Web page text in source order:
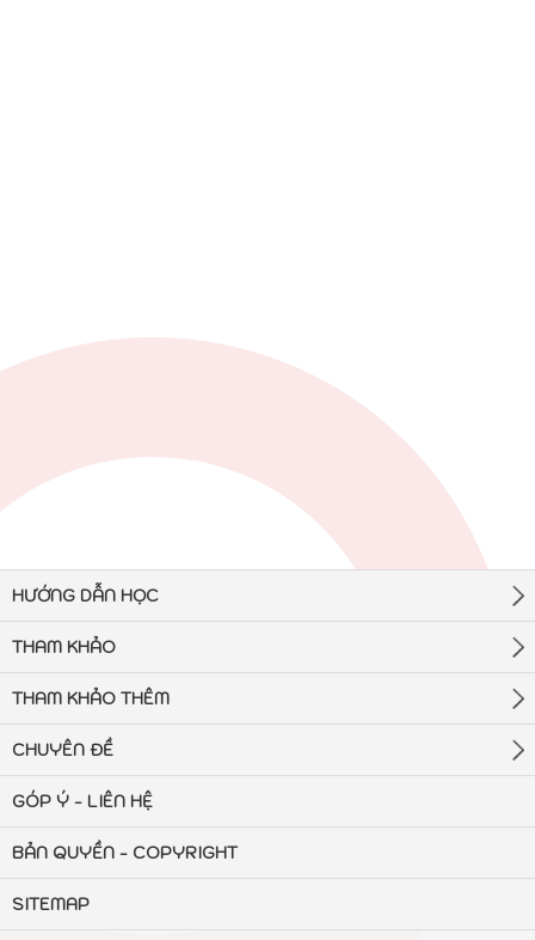
HƯỚNG DẪN HỌC
THAM KHẢO
THAM KHẢO THÊM
CHUYÊN ĐỀ
GÓP Ý - LIÊN HỆ
BẢN QUYỀN - COPYRIGHT
SITEMAP